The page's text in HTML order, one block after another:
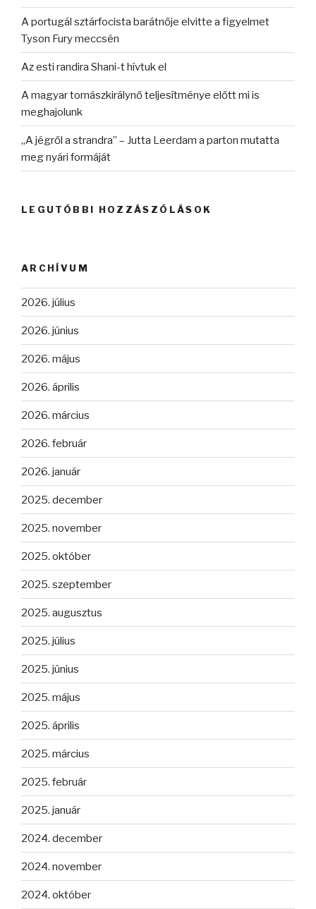
A portugál sztárfocista barátnője elvitte a figyelmet
Tyson Fury meccsén
Az esti randira Shani-t hívtuk el
A magyar tornászkirálynő teljesítménye előtt mi is
meghajolunk
„A jégről a strandra” – Jutta Leerdam a parton mutatta
meg nyári formáját
LEGUTÓBBI HOZZÁSZÓLÁSOK
ARCHÍVUM
2026. július
2026. június
2026. május
2026. április
2026. március
2026. február
2026. január
2025. december
2025. november
2025. október
2025. szeptember
2025. augusztus
2025. július
2025. június
2025. május
2025. április
2025. március
2025. február
2025. január
2024. december
2024. november
2024. október